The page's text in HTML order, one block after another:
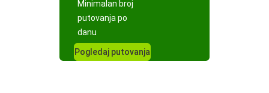
Minimalan broj
putovanja po
danu
Pogledaj putovanja